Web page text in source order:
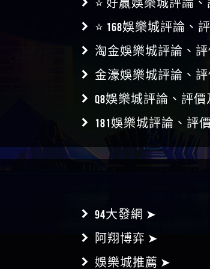
⭐ 好贏娛樂城評論
⭐ 168娛樂城評論、
淘金娛樂城評論、
金濠娛樂城評論、
Q8娛樂城評論、評
181娛樂城評論、評
94大發網 ➤
阿翔博弈 ➤
娛樂城推薦 ➤